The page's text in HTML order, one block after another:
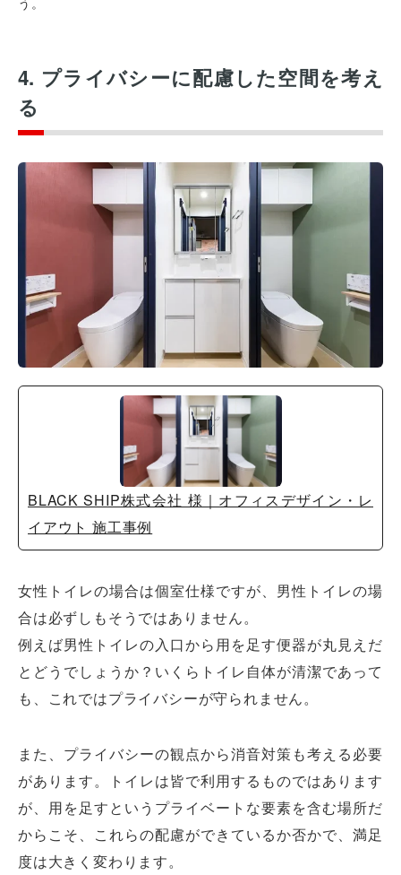
4. プライバシーに配慮した空間を考え
る
BLACK SHIP株式会社 様｜オフィスデザイン・レ
イアウト 施工事例
女性トイレの場合は個室仕様ですが、男性トイレの場
合は必ずしもそうではありません。
例えば男性トイレの入口から用を足す便器が丸見えだ
とどうでしょうか？いくらトイレ自体が清潔であって
も、これではプライバシーが守られません。
また、プライバシーの観点から消音対策も考える必要
があります。トイレは皆で利用するものではあります
が、用を足すというプライベートな要素を含む場所だ
からこそ、これらの配慮ができているか否かで、満足
度は大きく変わります。
や
お気軽にご相談ください！
お問合せ・見積依頼をする